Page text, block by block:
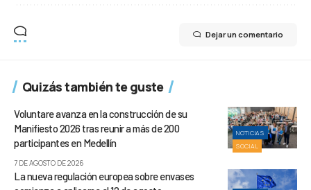
Dejar un comentario
Quizás también te guste
NOTICIAS
SOCIAL
Voluntare avanza en la construcción de su
Manifiesto 2026 tras reunir a más de 200
participantes en Medellín
7 DE AGOSTO DE 2026
La nueva regulación europea sobre envases